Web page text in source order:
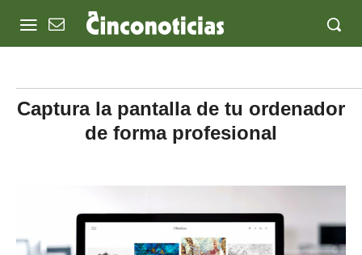
Captura la pantalla de tu ordenador
de forma profesional